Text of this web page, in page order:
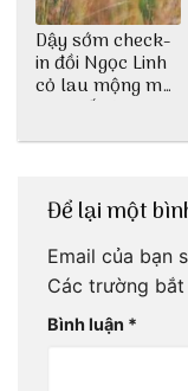
Dậy sớm check-
in đồi Ngọc Linh
cỏ lau mộng mơ
tại Huế nè bạn
Để lại một
Email của bạn
Các trường
Bình luận *